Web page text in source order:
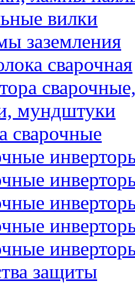
вилки
заземления
сварочная
мундштуки
сварочные
защиты